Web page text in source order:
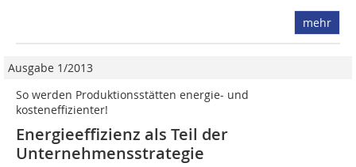
mehr
Ausgabe 1/2013
So werden Produktionsstätten energie- und
kosteneffizienter!
Energieeffizienz als Teil der
Unternehmensstrategie